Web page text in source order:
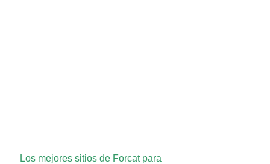
Los mejores sitios de Forcat para